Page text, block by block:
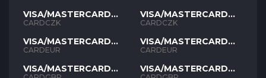
VISA/MASTERCARD
CZK
CARDCZK
VISA/MASTERCARD
EUR
CARDEUR
VISA/MASTERCARD
VISA/MASTERCARD
CZK
CARDCZK
VISA/MASTERCARD
EUR
CARDEUR
VISA/MASTERCARD